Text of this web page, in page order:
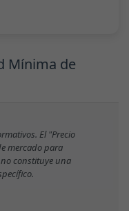
Mínima de
El "Precio
mercado para
constituye una